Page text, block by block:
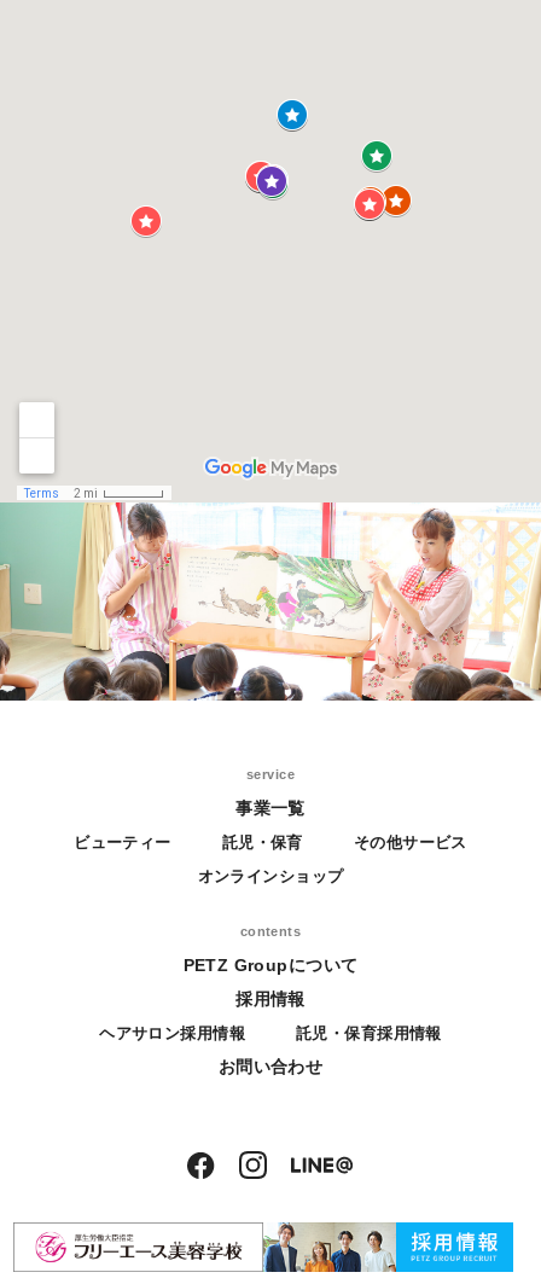
service
事業一覧
ビューティー 託児・保育
その他サービス
オンラインショップ
contents
PETZ Groupについて
採用情報
ヘアサロン採用情報 託児・保育採用情報
お問い合わせ